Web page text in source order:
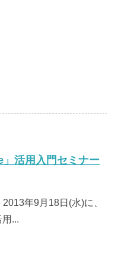
活用入門セミナー
年9月18日(水)に、
...